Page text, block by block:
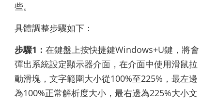
些。
具體調整步驟如下：
步驟1： 在鍵盤上按快捷鍵Windows+U鍵，將會
彈出系統設定顯示器介面，在介面中使用滑鼠拉
動滑塊，文字範圍大小從100%至225%，最左邊
為100%正常解析度大小，最右邊為225%大小文